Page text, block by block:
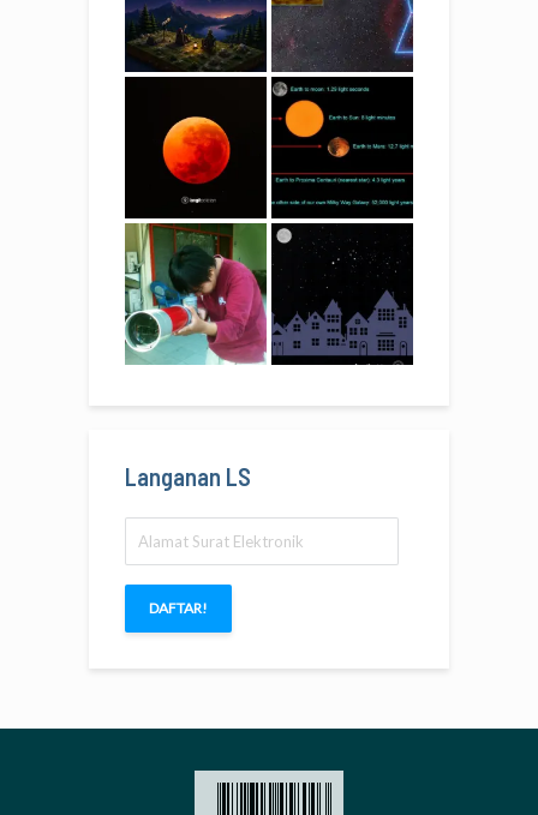
Langanan LS
Surat
Elektronik
DAFTAR!